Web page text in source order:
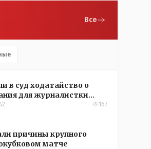
Все
в суд ходатайство о
для журналистки
167
причины крупного
матче